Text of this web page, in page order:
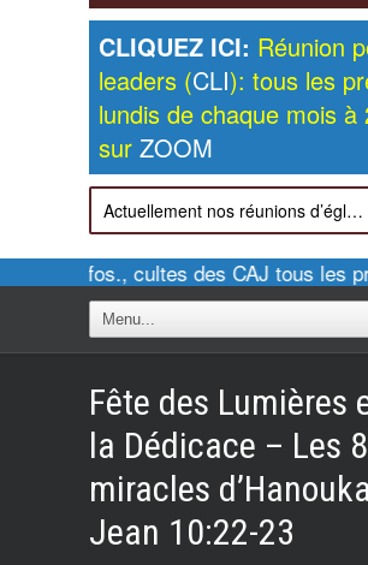
CLIQUEZ ICI: Réunion
leaders (CLI): tous les
lundis de chaque mois à
sur ZOOM
Actuellement nos réunions d’église sont retransmises sur ZOOM les dimanches à 11h et vendredis à 20h00
Pour infos., cultes des CAJ tous les
Fête des Lumières
la Dédicace – Les 8
miracles
Jean 10:22-23